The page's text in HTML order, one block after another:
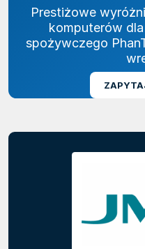
Prestiżowe
komputerów
spożywczego